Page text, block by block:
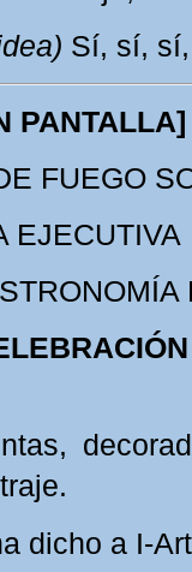
Sí, sí,
PANTALLA]
FUEGO
EJECUTIVA
dicho a I-